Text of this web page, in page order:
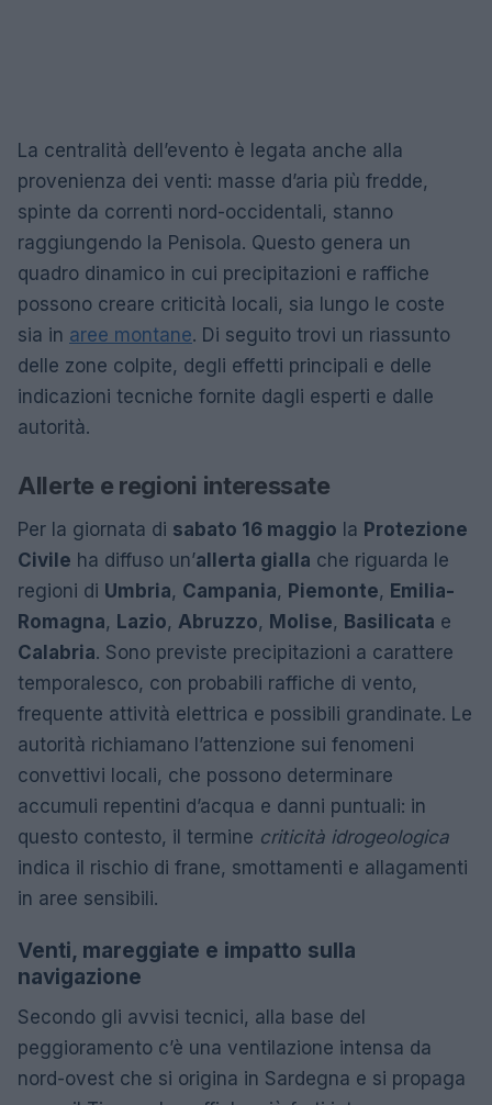
La centralità dell’evento è legata anche alla
provenienza dei venti: masse d’aria più fredde,
spinte da correnti nord-occidentali, stanno
raggiungendo la Penisola. Questo genera un
quadro dinamico in cui precipitazioni e raffiche
possono creare criticità locali, sia lungo le coste
sia in aree montane. Di seguito trovi un riassunto
delle zone colpite, degli effetti principali e delle
indicazioni tecniche fornite dagli esperti e dalle
autorità.
Allerte e regioni interessate
Per la giornata di sabato 16 maggio la Protezione
Civile ha diffuso un’allerta gialla che riguarda le
regioni di Umbria, Campania, Piemonte, Emilia-
Romagna, Lazio, Abruzzo, Molise, Basilicata e
Calabria. Sono previste precipitazioni a carattere
temporalesco, con probabili raffiche di vento,
frequente attività elettrica e possibili grandinate. Le
autorità richiamano l’attenzione sui fenomeni
convettivi locali, che possono determinare
accumuli repentini d’acqua e danni puntuali: in
questo contesto, il termine criticità idrogeologica
indica il rischio di frane, smottamenti e allagamenti
in aree sensibili.
Venti, mareggiate e impatto sulla
navigazione
Secondo gli avvisi tecnici, alla base del
peggioramento c’è una ventilazione intensa da
nord-ovest che si origina in Sardegna e si propaga